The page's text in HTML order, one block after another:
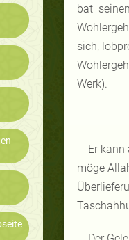
bat
sich,
Werk).
Er
möge